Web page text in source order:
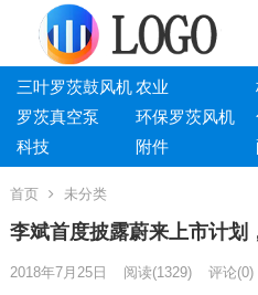
三叶罗茨鼓风机农业
罗茨真空泵
环保罗茨风机
科技
附件
首页 未分类
李斌首度披露蔚来上市计划
2018年7月25日 阅读(1329) 评论(0)